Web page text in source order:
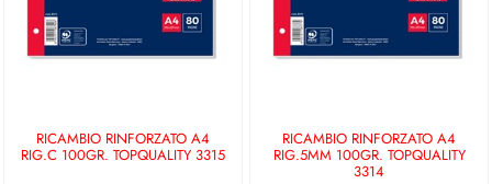
RICAMBIO RINFORZATO A4
RIG.C 100GR. TOPQUALITY 3315
RICAMBIO RINFORZATO A4
RIG.5MM 100GR. TOPQUALITY
3314